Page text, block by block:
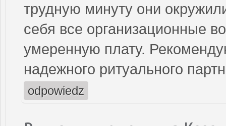
трудную минуту они
себя все организационные
умеренную плату.
надежного ритуального
odpowiedz